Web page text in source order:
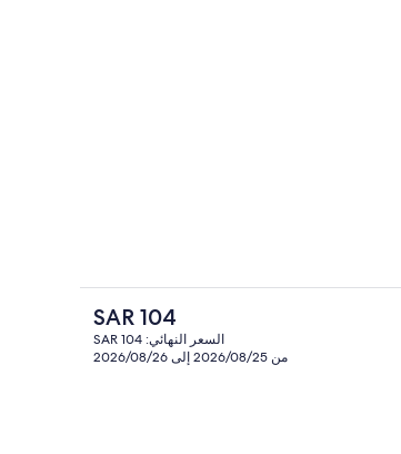
مدفأة، أرضيات مدفأة
السعر
الحالي
هو
SAR 104
السعر النهائي: SAR 104
من 2026/08/25 إلى 2026/08/26